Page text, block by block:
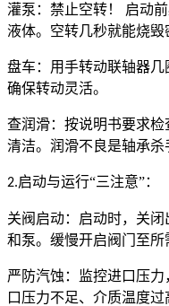
灌泵：禁止空转！ 启动
液体。空转几秒就能烧毁
盘车：用手转动联轴器几
确保转动灵活。
查润滑：按说明书要求
清洁。润滑不良是轴承杀
2.启动与运行“三注意”：
关阀启动：启动时，关
和泵。缓慢开启阀门至所
严防汽蚀：监控进口压
口压力不足、介质温度